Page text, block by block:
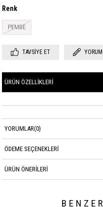
Renk
PEMBE
TAVSIYE ET
ÜRÜN ÖZELLIKLERI
YORUMLAR(0)
ÖDEME SEÇENEKLERI
ÜRÜN ÖNERILERI